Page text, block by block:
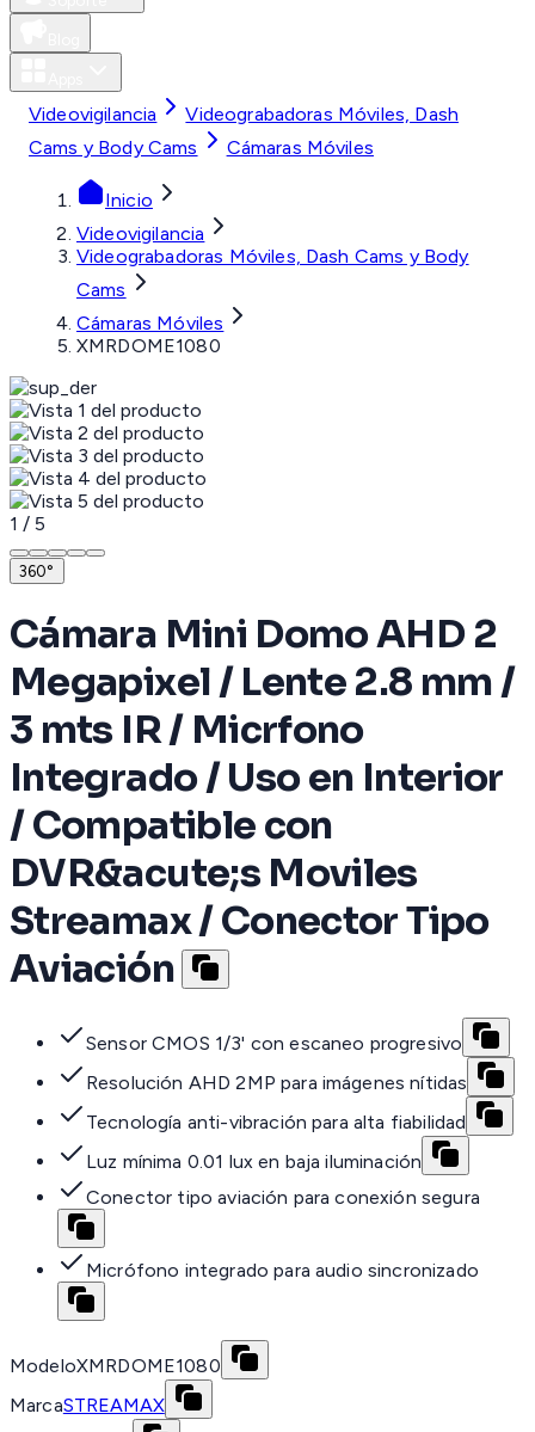
Videovigilancia
Videograbadoras Móviles, Dash
Cams y Body Cams
Cámaras Móviles
Inicio
Videovigilancia
Videograbadoras Móviles, Dash Cams y Body
Cams
Cámaras Móviles
XMRDOME1080
1 / 5
360°
Cámara Mini Domo AHD 2
Megapixel / Lente 2.8 mm /
3 mts IR / Micrfono
Integrado / Uso en Interior
/ Compatible con
DVR&acute;s Moviles
Streamax / Conector Tipo
Aviación
Sensor CMOS 1/3' con escaneo progresivo
Resolución AHD 2MP para imágenes nítidas
Tecnología anti-vibración para alta fiabilidad
Luz mínima 0.01 lux en baja iluminación
Conector tipo aviación para conexión segura
Micrófono integrado para audio sincronizado
ModeloXMRDOME1080
MarcaSTREAMAX